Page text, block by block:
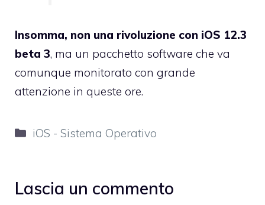
Insomma, non una rivoluzione con iOS 12.3
beta 3, ma un pacchetto software che va
comunque monitorato con grande
attenzione in queste ore.
Categorie
iOS - Sistema Operativo
Lascia un commento